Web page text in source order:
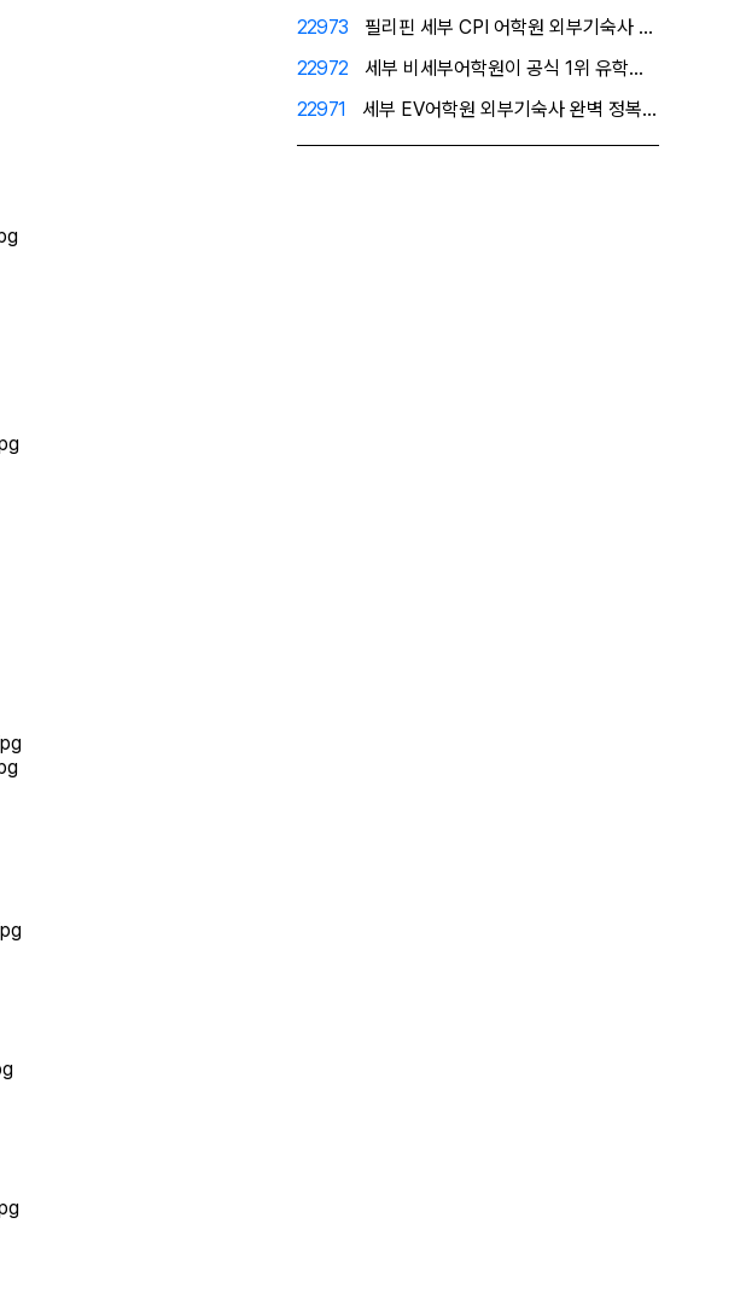
22973
필리핀 세부 CPI 어학원 외부기숙사 - 프리미엄 레지…
22972
세부 비세부어학원이 공식 1위 유학원으로 인정한 필자닷…
22971
세부 EV어학원 외부기숙사 완벽 정복! 1인실을 원한다…